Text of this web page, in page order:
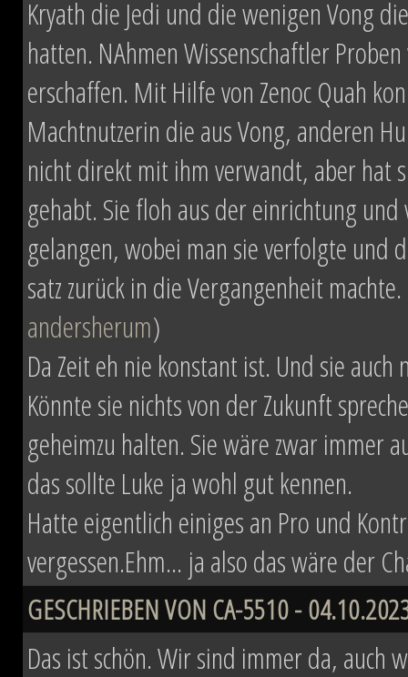
Kryath die Jedi und die wenigen Vong
hatten. NAhmen Wissenschaftler
erschaffen. Mit Hilfe von Zenoc Quah
Machtnutzerin die aus Vong, anderen
nicht direkt mit ihm verwandt, aber hat
gehabt. Sie floh aus der einrichtung
gelangen, wobei man sie verfolgte und
satz zurück in die Vergangenheit
andersherum)
Da Zeit eh nie konstant ist. Und sie
Könnte sie nichts von der Zukunft
geheimzu halten. Sie wäre zwar immer
das sollte Luke ja wohl gut kennen.
Hatte eigentlich einiges an Pro und
vergessen.Ehm... ja also das wäre der
GESCHRIEBEN VON CA-5510 -
Das ist schön. Wir sind immer da, auch